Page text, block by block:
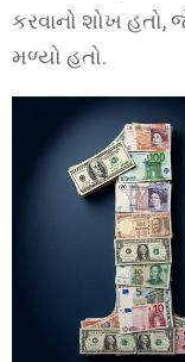
કરવાનો શોખ હતો,
મળ્યો હતો.